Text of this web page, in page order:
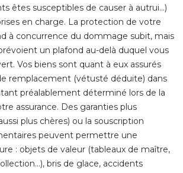
êtes susceptibles de causer à autrui...)
en charge. La protection de votre
à concurrence du dommage subit, mais
un plafond au-delà duquel vous
Vos biens sont quant à eux assurés
remplacement (vétusté déduite) dans
préalablement déterminé lors de la
assurance. Des garanties plus
plus chères) ou la souscription
peuvent permettre une
: objets de valeur (tableaux de maître,
bris de glace, accidents